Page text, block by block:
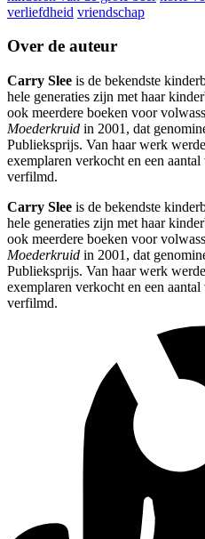
verliefdheid vriendschap
Over de auteur
Carry Slee is de bekendste
hele generaties zijn met haar
ook meerdere boeken voor
Moederkruid in 2001, dat
Publieksprijs. Van haar werk
exemplaren verkocht en een
verfilmd.
Carry Slee is de bekendste
hele generaties zijn met haar
ook meerdere boeken voor
Moederkruid in 2001, dat
Publieksprijs. Van haar werk
exemplaren verkocht en een
verfilmd.